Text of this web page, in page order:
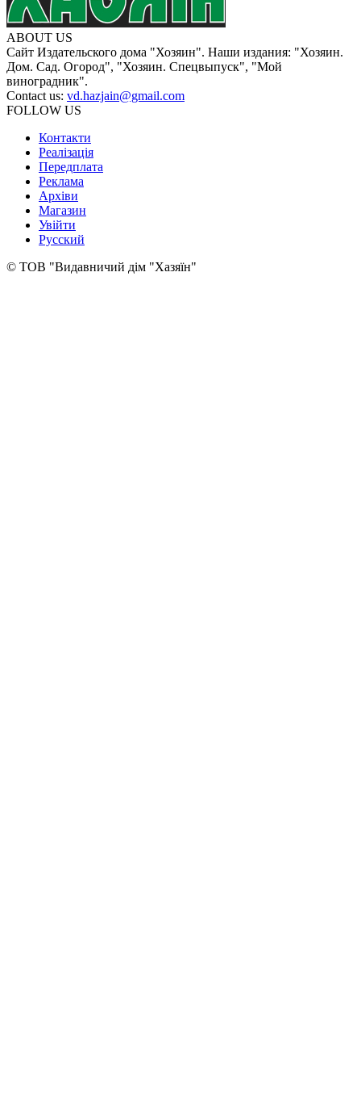
ABOUT US
Сайт Издательского дома "Хозяин". Наши издания: "Хозяин.
Дом. Сад. Огород", "Хозяин. Спецвыпуск", "Мой
виноградник".
Contact us: vd.hazjain@gmail.com
FOLLOW US
Контакти
Реалізація
Передплата
Реклама
Архіви
Магазин
Увійти
Русский
© ТОВ "Видавничий дім "Хазяїн"